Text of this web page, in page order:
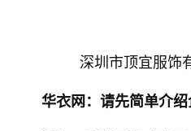
深圳市顶宜服饰
华衣网：请先简单介绍